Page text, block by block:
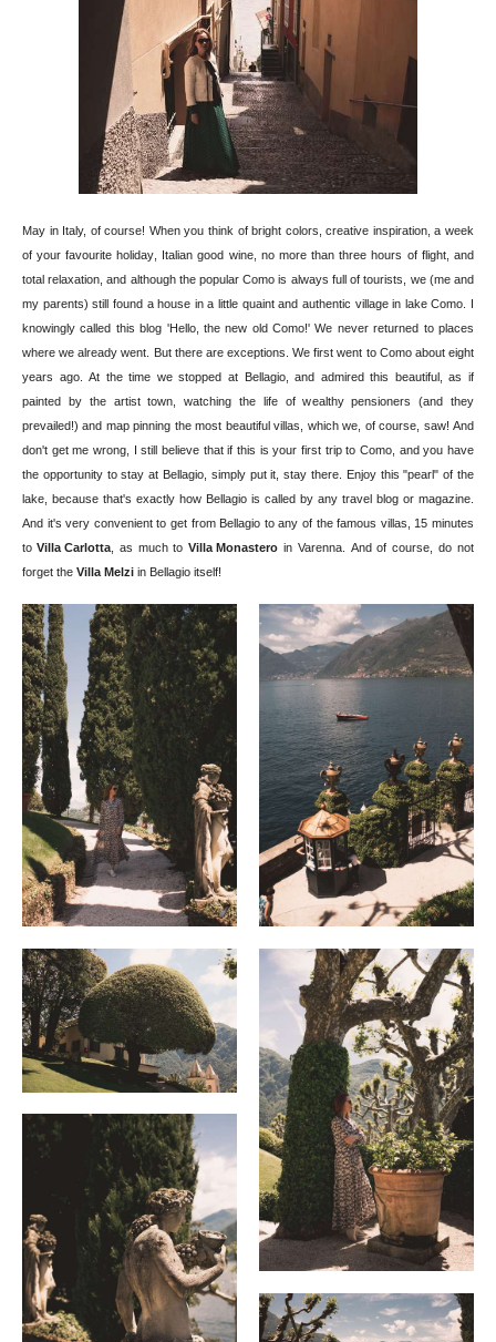
May in Italy, of course! When you think of bright colors, creative inspiration, a week
of your favourite holiday , Italian good wine, no more than three hours of flight, and
total relaxation, and although the popular Como is always full of tourists, we (me and
my parents) still found a house in a little quaint and authentic village in lake Como. I
knowingly called this blog 'Hello, the new old Como!' We never returned to places
where we already went. But there are exceptions. We first went to Como about eight
years ago. At the time we stopped at Bellagio, and admired this beautiful, as if
painted by the artist town, watching the life of wealthy pensioners (and they
prevailed!) and map pinning the most beautiful villas, which we, of course, saw! And
don't get me wrong, I still believe that if this is your first trip to Como, and you have
the opportunity to stay at Bellagio, simply put it, stay there. Enjoy this "pearl" of the
lake, because that's exactly how Bellagio is called by any travel blog or magazine.
And it's very convenient to get from Bellagio to any of the famous villas, 15 minutes
to Villa Carlotta , as much to Villa Monastero in Varenna. And of course, do not
forget the Villa Melzi in Bellagio itself!